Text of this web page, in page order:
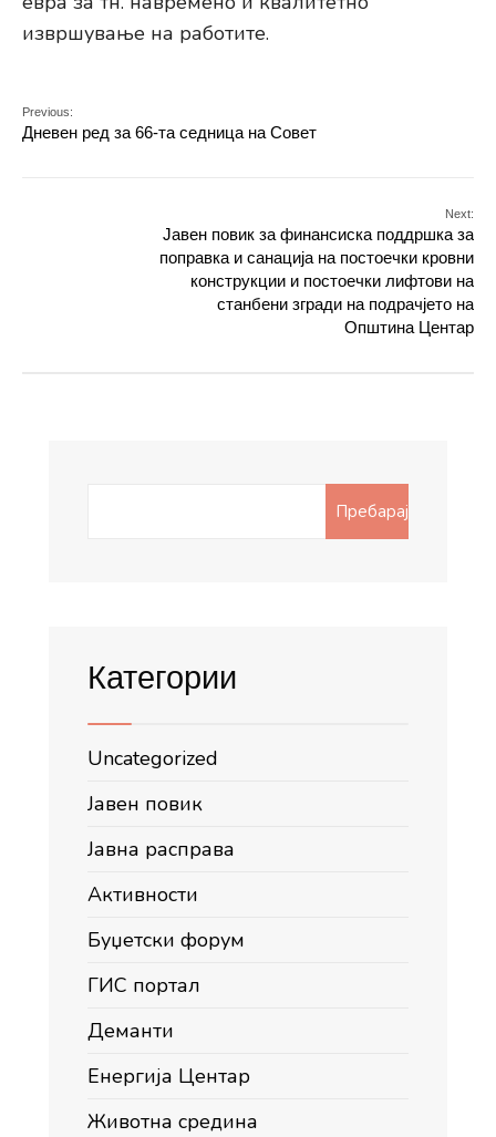
извршување на работите.
Previous:
Дневен ред за 66-та седница на Совет
Next:
Јавен повик за финансиска поддршка за
поправка и санација на постоечки кровни
конструкции и постоечки лифтови на
станбени згради на подрачјето на
Општина Центар
Пребарај
Категории
Uncategorized
Јавен повик
Јавна расправа
Активности
Буџетски форум
ГИС портал
Деманти
Енергија Центар
Животна средина